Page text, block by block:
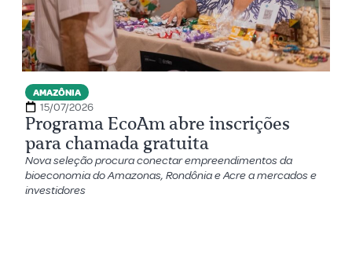
AMAZÔNIA
15/07/2026
Programa EcoAm abre inscrições
para chamada gratuita
Nova seleção procura conectar empreendimentos da
bioeconomia do Amazonas, Rondônia e Acre a mercados e
investidores